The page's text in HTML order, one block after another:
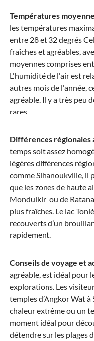
Températures
les températures
entre 28 et 32 degrés
fraîches et agréables,
moyennes comprises
L'humidité de l'air est
autres mois de l'année,
agréable. Il y a très peu
rares.
Différences régionales
temps soit assez
légères différences
comme Sihanoukville, il
que les zones de haute
Mondulkiri ou de
plus fraîches. Le lac
recouverts d’un
rapidement.
Conseils de voyage et
agréable, est idéal pour
explorations. Les
temples d’Angkor Wat à
chaleur extrême ou un
moment idéal pour
détendre sur les plages